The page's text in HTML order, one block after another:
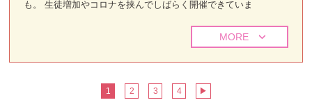
も。 生徒増加やコロナを挟んでしばらく開催できていま
MORE
1 2 3 4 ▶